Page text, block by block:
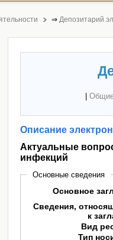
⇒ Депозитарий
Описание
Актуальные
инфекций
Основные сведения
Основное
Сведения,
к
Вид
Тип